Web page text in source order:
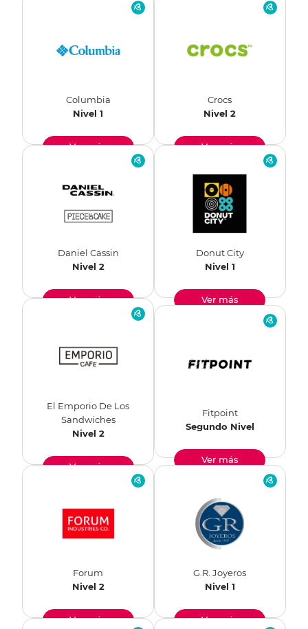
Columbia
Nivel 1
Ver más
Crocs
Nivel 2
Ver más
Daniel Cassin
Nivel 2
Ver más
Donut City
Nivel 1
Ver más
El Emporio De Los
Sandwiches
Nivel 2
Ver más
Fitpoint
Segundo Nivel
Ver más
Forum
Nivel 2
Ver más
G.R. Joyeros
Nivel 1
Ver más